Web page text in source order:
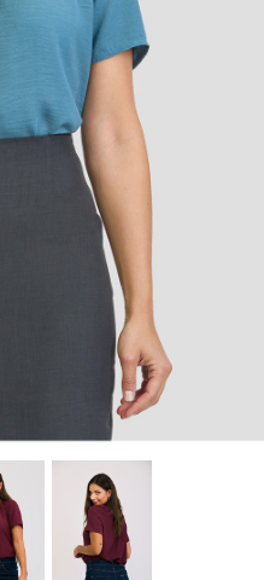
Crear lista de Favoritos
Iniciar sesión